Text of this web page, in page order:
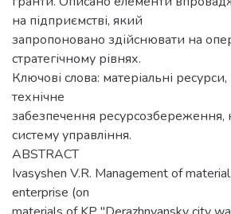
на підприємстві, який
запропоновано здійснювати на
стратегічному рівнях.
Ключові слова: матеріальні
технічне
забезпечення ресурсозбереження,
систему управління.
ABSTRACT
Ivasyshen V.R. Management of
enterprise (on